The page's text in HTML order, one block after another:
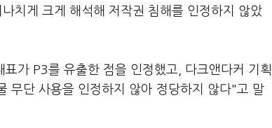
치게 크게 해석해 저작권 침해를 인정하지 않았
가 P3를 유출한 점을 인정했고, 다크앤다커 기획
무단 사용을 인정하지 않아 정당하지 않다"고 말